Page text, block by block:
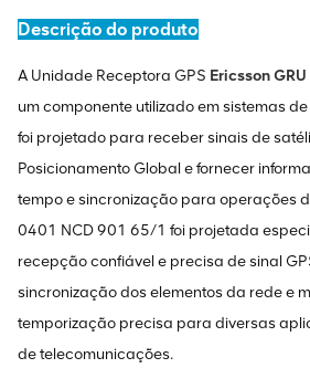
Descrição do produto
A Unidade Receptora GPS Ericsson
um componente utilizado em sistemas
foi projetado para receber sinais de
Posicionamento Global e fornecer
tempo e sincronização para operações
0401 NCD 901 65/1 foi projetada
recepção confiável e precisa de sinal
sincronização dos elementos da rede e
temporização precisa para diversas
de telecomunicações.